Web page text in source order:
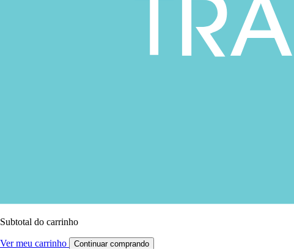
Subtotal do carrinho
Ver meu carrinho Continuar comprando